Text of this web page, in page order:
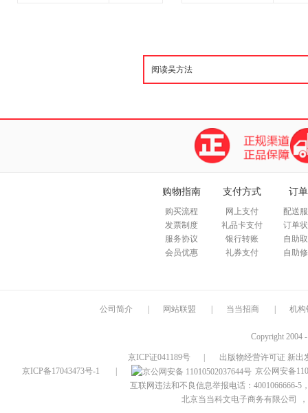
购物指南
购买流程
发票制度
服务协议
会员优惠
支付方式
网上支付
礼品卡支付
银行转账
礼券支付
订
配送
订单
自助
自助
公司简介 网站联盟 当当招商 机构
Copyright 2004
京ICP证041189号
出版物经营许可证 新出
京ICP备17043473号-1
京公网安备
互联网违法和不良信息举报电话：4001066666-5
北京当当科文电子商务有限公司